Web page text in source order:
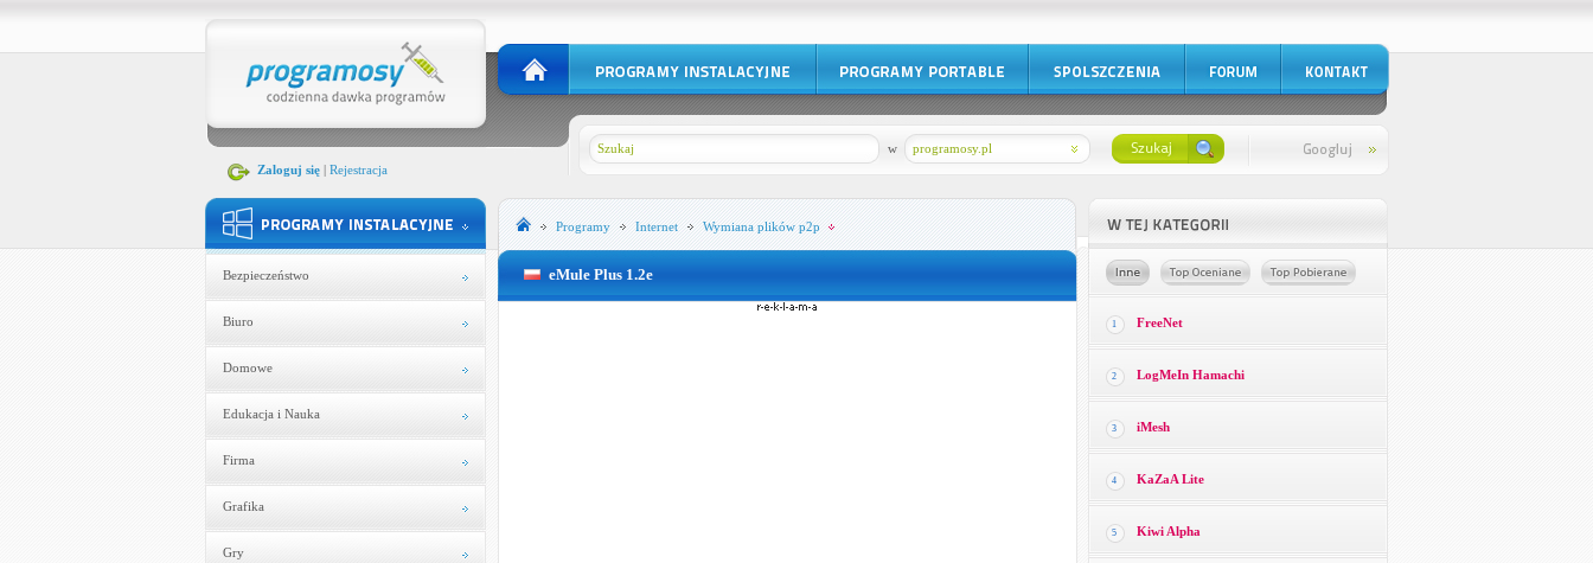
Zaloguj się| Rejestracja
programosy.pl
w
Bezpieczeństwo
Biuro
Domowe
Edukacja i Nauka
Firma
Grafika
Gry
Programy Internet Wymiana plików p2p
eMule Plus 1.2e
1 FreeNet
2 LogMeIn Hamachi
3 iMesh
4 KaZaA Lite
5 Kiwi Alpha